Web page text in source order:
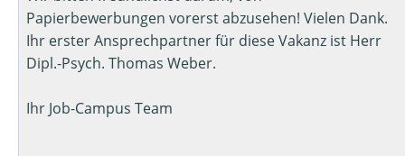
Papierbewerbungen vorerst abzusehen! Vielen Dank.
Ihr erster Ansprechpartner für diese Vakanz ist Herr
Dipl.-Psych. Thomas Weber.
Ihr Job-Campus Team